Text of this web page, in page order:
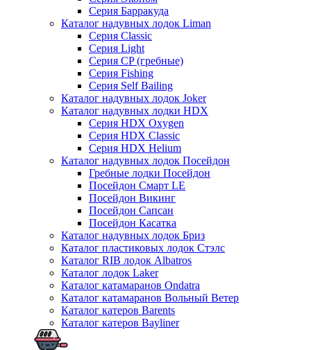
Серия Барракуда
Каталог надувных лодок Liman
Серия Classic
Серия Light
Серия CP (гребные)
Серия Fishing
Серия Self Bailing
Каталог надувных лодок Joker
Каталог надувных лодки HDX
Серия HDX Oxygen
Серия HDX Classic
Серия HDX Helium
Каталог надувных лодок Посейдон
Гребные лодки Посейдон
Посейдон Смарт LE
Посейдон Викинг
Посейдон Сапсан
Посейдон Касатка
Каталог надувных лодок Бриз
Каталог пластиковых лодок Стэлс
Каталог RIB лодок Albatros
Каталог лодок Laker
Каталог катамаранов Ondatra
Каталог катамаранов Вольный Ветер
Каталог катеров Barents
Каталог катеров Bayliner